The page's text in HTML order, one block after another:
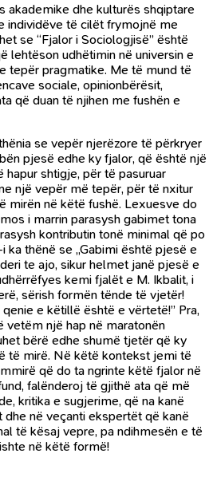
akademike dhe kulturës shqiptare
individëve të cilët frymojnë me
se “Fjalor i Sociologjisë” është
lehtëson udhëtimin në universin e
tepër pragmatike. Me të mund të
sociale, opinionbërësit,
që duan të njihen me fushën e
se vepër njerëzore të përkryer
pjesë edhe ky fjalor, që është një
shtigje, për të pasuruar
një vepër më tepër, për të nxitur
mirën në këtë fushë. Lexuesve do
i marrin parasysh gabimet tona
kontributin tonë minimal që po
ka thënë se „Gabimi është pjesë e
te ajo, sikur helmet janë pjesë e
kemi fjalët e M. Ikbalit, i
sërish formën tënde të vjetër!
e këtillë është e vërtetë!” Pra,
vetëm një hap në maratonën
bërë edhe shumë tjetër që ky
të mirë. Në këtë kontekst jemi të
që do ta ngrinte këtë fjalor në
falënderoj të gjithë ata që më
kritika e sugjerime, që na kanë
dhe në veçanti ekspertët që kanë
të kësaj vepre, pa ndihmesën e të
në këtë formë!